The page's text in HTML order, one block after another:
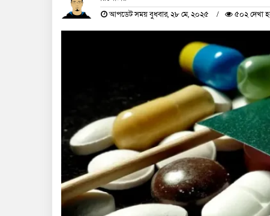
আপডেট সময় বুধবার, ২৮ মে, ২০২৫ ৫০২ দেখা